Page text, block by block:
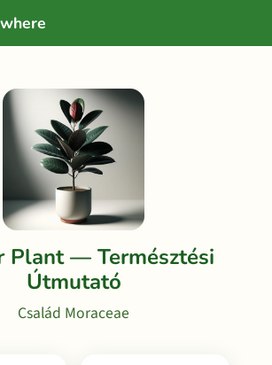
Plant — Természtési
Útmutató
Család Moraceae